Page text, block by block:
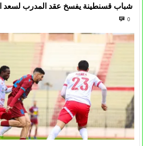
شباب قسنطينة يفسخ عقد المدرب لسعد
0